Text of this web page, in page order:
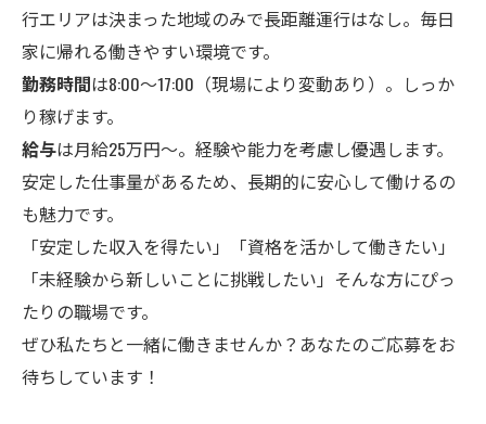
行エリアは決まった地域のみで長距離運行はなし。毎日
家に帰れる働きやすい環境です。
勤務時間は8:00〜17:00（現場により変動あり）。しっか
り稼げます。
給与は月給25万円〜。経験や能力を考慮し優遇します。
安定した仕事量があるため、長期的に安心して働けるの
も魅力です。
「安定した収入を得たい」「資格を活かして働きたい」
「未経験から新しいことに挑戦したい」そんな方にぴっ
たりの職場です。
ぜひ私たちと一緒に働きませんか？あなたのご応募をお
待ちしています！